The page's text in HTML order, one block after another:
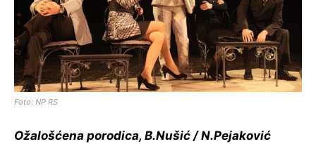
Foto: NP RS
Ožalošćena porodica, B.Nušić / N.Pejaković